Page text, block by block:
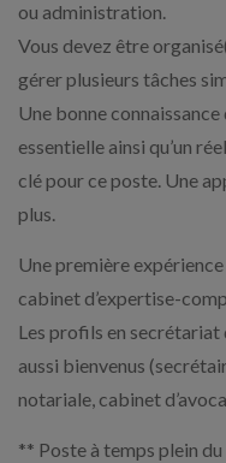
ou administration.
Vous devez être
gérer plusieurs tâches
Une bonne
essentielle ainsi qu’un
clé pour ce poste. Une
plus.
Une première expérience
cabinet d’expertise-
Les profils en secrétariat
aussi bienvenus
notariale, cabinet
** Poste à temps plein